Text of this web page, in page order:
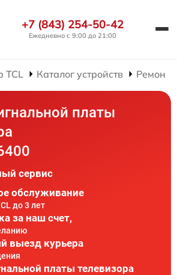
+7 (843) 254-50-42
Ежедневно с 9:00 до 21:00
TCL Каталог устройств Ремонт
платы
сервис
обслуживание
до 3 лет
за наш счет,
выезд курьера
платы телевизора